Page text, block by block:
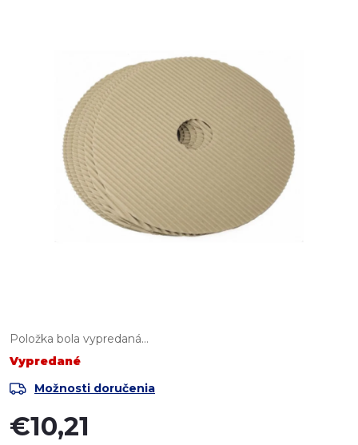
Položka bola vypredaná…
Vypredané
Možnosti doručenia
€10,21